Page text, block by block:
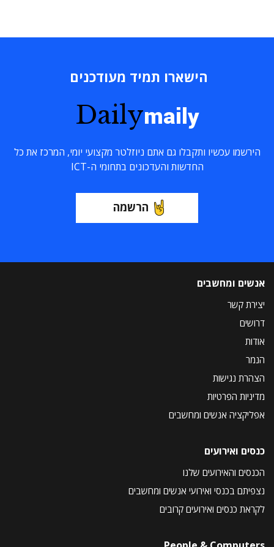
הישארו תמיד מעודכנים
Dailymaily
הירשמו עכשיו ותקבלו גם אתם ניוזלטר מקצועי יומי, המרכז את כל
החדשות והעדכונים בתחומי ה-ICT
הרשמה
אנשים ומחשבים
יצירת קשר
דרושים
אודות
הנמר
הצהרת נגישות
מדיניות הפרטיות
אפליקציה אנשים ומחשבים
כנסים ואירועים
הכנסים והאירועים שלנו
נצפיתם בכנסי ואירועי אנשים ומחשבים
לקראת כנסים ואירועים קרובים